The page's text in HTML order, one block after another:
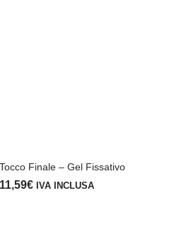
Tocco Finale – Gel Fissativo
11,59€ IVA INCLUSA